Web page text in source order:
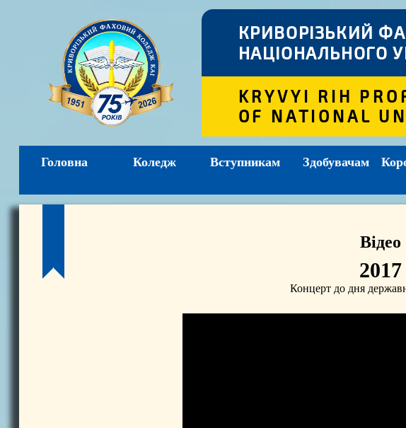
КРИВОРІЗЬКИЙ
НАЦІОНАЛЬНОГО
KRYVYI RIH
OF NATIONAL
Головна Коледж Вступникам Здобувачам
Відео
2017
Концерт до дня